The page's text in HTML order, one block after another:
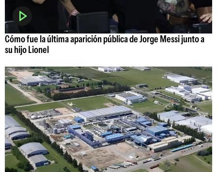
Cómo fue la última aparición pública de Jorge Messi junto a
su hijo Lionel